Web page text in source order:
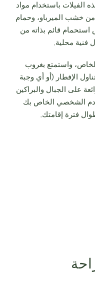
الفيلات باستخدام مواد
من خشب الميرباو، وحمام
قائم بذاته من
فنية محلية.
واستمتع بغروب
الإفطار (أو أي وجبة
على الجبال والبراكين
الشخصي الخاص بك
فترة إقامتك.